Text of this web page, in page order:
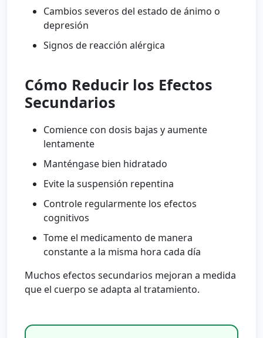
Cambios severos del estado de ánimo o
depresión
Signos de reacción alérgica
Cómo Reducir los Efectos
Secundarios
Comience con dosis bajas y aumente
lentamente
Manténgase bien hidratado
Evite la suspensión repentina
Controle regularmente los efectos
cognitivos
Tome el medicamento de manera
constante a la misma hora cada día
Muchos efectos secundarios mejoran a medida
que el cuerpo se adapta al tratamiento.